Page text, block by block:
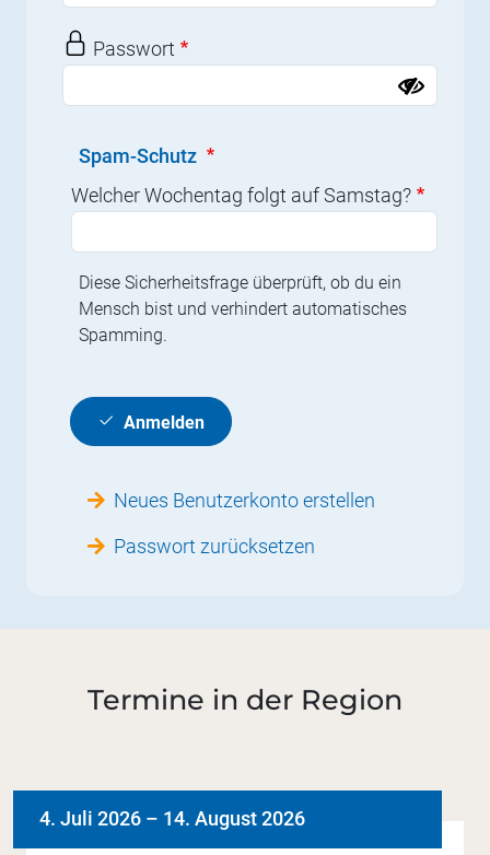
Passwort
Spam-Schutz
Welcher Wochentag folgt auf Samstag?
Diese Sicherheitsfrage überprüft, ob du ein
Mensch bist und verhindert automatisches
Spamming.
Anmelden
Neues Benutzerkonto erstellen
Passwort zurücksetzen
Termine in der Region
4. Juli 2026 – 14. August 2026